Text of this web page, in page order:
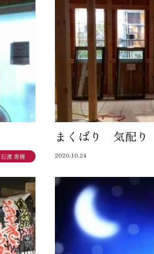
石渡 秀樹
まくばり 気配り
2020.10.24